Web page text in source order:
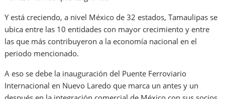
Y está creciendo, a nivel México de 32 estados, Tamaulipas se
ubica entre las 10 entidades con mayor crecimiento y entre
las que más contribuyeron a la economía nacional en el
periodo mencionado.
A eso se debe la inauguración del Puente Ferroviario
Internacional en Nuevo Laredo que marca un antes y un